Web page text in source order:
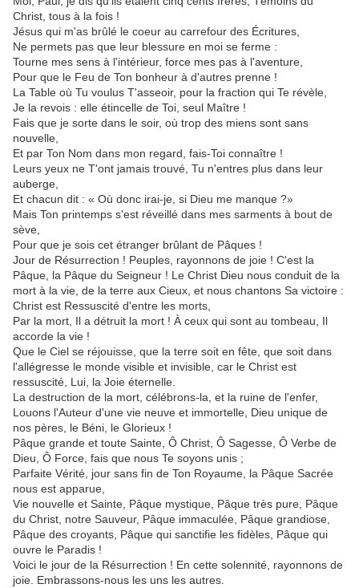
Christ, tous à la fois !
Jésus qui m'as brûlé le coeur au carrefour des Écritures,
Ne permets pas que leur blessure en moi se ferme :
Tourne mes sens à l'intérieur, force mes pas à l'aventure,
Pour que le Feu de Ton bonheur à d'autres prenne !
La Table où Tu voulus T'asseoir, pour la fraction qui Te révèle,
Je la revois : elle étincelle de Toi, seul Maître !
Fais que je sorte dans le soir, où trop des miens sont sans
nouvelle,
Et par Ton Nom dans mon regard, fais-Toi connaître !
Leurs yeux ne T'ont jamais trouvé, Tu n'entres plus dans leur
auberge,
Et chacun dit : « Où donc irai-je, si Dieu me manque ?»
Mais Ton printemps s'est réveillé dans mes sarments à bout de
sève,
Pour que je sois cet étranger brûlant de Pâques !
Jour de Résurrection ! Peuples, rayonnons de joie ! C'est la
Pâque, la Pâque du Seigneur ! Le Christ Dieu nous conduit de la
mort à la vie, de la terre aux Cieux, et nous chantons Sa victoire :
Christ est Ressuscité d'entre les morts,
Par la mort, Il a détruit la mort ! À ceux qui sont au tombeau, Il
accorde la vie !
Que le Ciel se réjouisse, que la terre soit en fête, que soit dans
l'allégresse le monde visible et invisible, car le Christ est
ressuscité, Lui, la Joie éternelle.
La destruction de la mort, célébrons-la, et la ruine de l'enfer,
Louons l'Auteur d'une vie neuve et immortelle, Dieu unique de
nos pères, le Béni, le Glorieux !
Pâque grande et toute Sainte, Ô Christ, Ô Sagesse, Ô Verbe de
Dieu, Ô Force, fais que nous Te soyons unis ;
Parfaite Vérité, jour sans fin de Ton Royaume, la Pâque Sacrée
nous est apparue,
Vie nouvelle et Sainte, Pâque mystique, Pâque très pure, Pâque
du Christ, notre Sauveur, Pâque immaculée, Pâque grandiose,
Pâque des croyants, Pâque qui sanctifie les fidèles, Pâque qui
ouvre le Paradis !
Voici le jour de la Résurrection ! En cette solennité, rayonnons de
joie. Embrassons-nous les uns les autres.